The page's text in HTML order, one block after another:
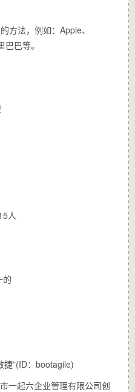
方法，例如：Apple、
巴等。
人
的
捷”(ID：bootagile)
一起六企业管理有限公司创